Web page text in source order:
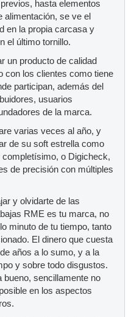
hasta elementos
alimentación, se ve el
en la propia carcasa y
el último tornillo.
un producto de calidad
con los clientes como tiene
participan, además del
usuarios
de la marca.
varias veces al año, y
de su soft estrella como
o Digicheck,
de precisión con múltiples
y olvidarte de las
RME es tu marca, no
minuto de tu tiempo, tanto
El dinero que cuesta
años a lo sumo, y a la
y sobre todo disgustos.
bueno, sencillamente no
en los aspectos